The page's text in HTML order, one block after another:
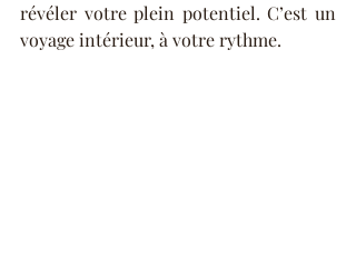
révéler votre plein potentiel. C’est un
voyage intérieur, à votre rythme.